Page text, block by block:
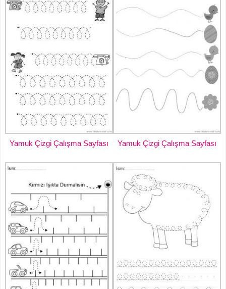
Yamuk Çizgi Çalışma Sayfası Yamuk Çizgi Çalışma Sayfası